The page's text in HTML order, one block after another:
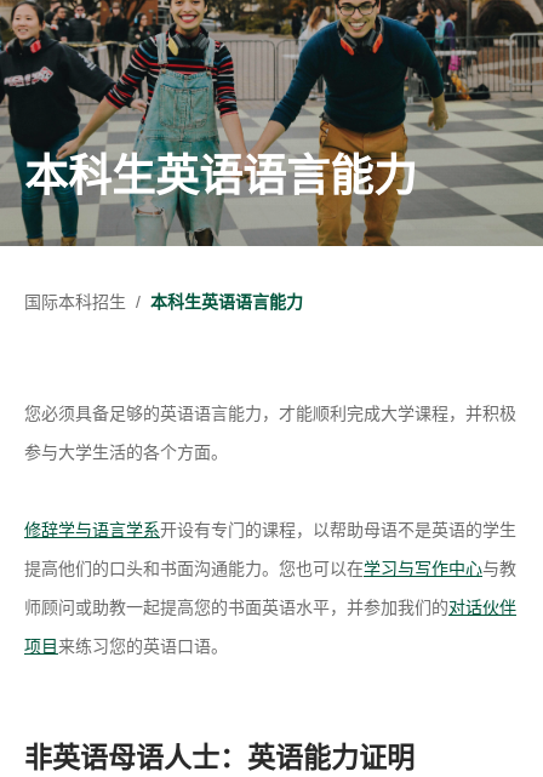
本科生英语语言能力
国际本科招生 / 本科生英语语言能力
您必须具备足够的英语语言能力，才能顺利完成大学课程，并积极
参与大学生活的各个方面。
修辞学与语言学系开设有专门的课程，以帮助母语不是英语的学生
提高他们的口头和书面沟通能力。您也可以在学习与写作中心与教
师顾问或助教一起提高您的书面英语水平，并参加我们的对话伙伴
项目来练习您的英语口语。
非英语母语人士：英语能力证明